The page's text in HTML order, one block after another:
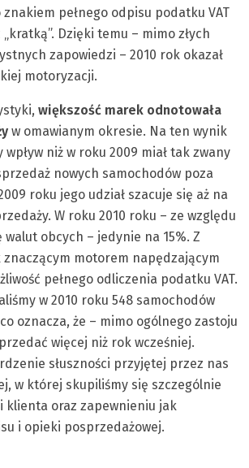
znakiem pełnego odpisu podatku VAT
Dzięki temu – mimo złych
zapowiedzi – 2010 rok okazał
motoryzacji.
większość marek odnotowała
w omawianym okresie. Na ten wynik
niż w roku 2009 miał tak zwany
nowych samochodów poza
roku jego udział szacuje się aż na
W roku 2010 roku – ze względu
obcych – jedynie na 15%. Z
znaczącym motorem napędzającym
pełnego odliczenia podatku VAT.
w 2010 roku 548 samochodów
oznacza, że – mimo ogólnego zastoju
więcej niż rok wcześniej.
słuszności przyjętej przez nas
w której skupiliśmy się szczególnie
klienta oraz zapewnieniu jak
i opieki posprzedażowej.